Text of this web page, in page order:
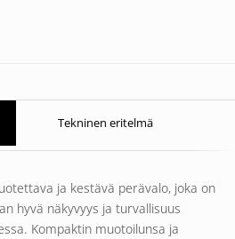
Tekninen eritelmä
ja kestävä perävalo, joka on
hyvä näkyvyys ja turvallisuus
Kompaktin muotoilunsa ja